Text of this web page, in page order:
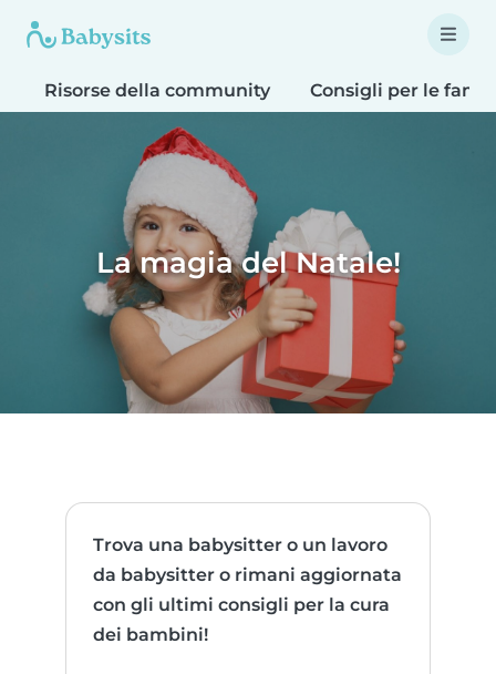
Risorse della community Consigli per le
La magia del Natale!
Trova una babysitter o un lavoro
da babysitter o rimani aggiornata
con gli ultimi consigli per la cura
dei bambini!